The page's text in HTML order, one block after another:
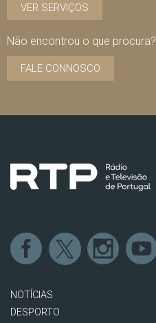
VER SERVIÇOS
Não encontrou o que procura?
FALE CONNOSCO
NOTÍCIAS
DESPORTO